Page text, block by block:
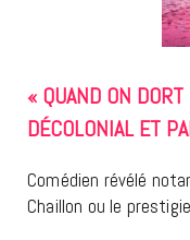
« QUAND ON
DÉCOLONIAL ET
Comédien révélé
Chaillon ou le